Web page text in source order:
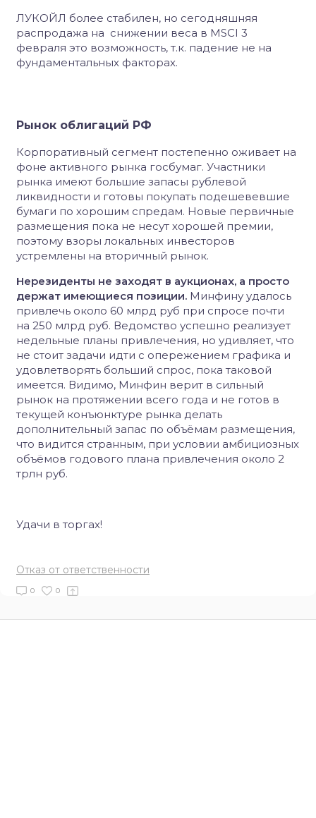
ЛУКОЙЛ более стабилен, но сегодняшняя
распродажа на снижении веса в MSCI 3
февраля это возможность, т.к. падение не на
фундаментальных факторах.
Рынок облигаций РФ
Корпоративный сегмент постепенно оживает на
фоне активного рынка госбумаг. Участники
рынка имеют большие запасы рублевой
ликвидности и готовы покупать подешевевшие
бумаги по хорошим спредам. Новые первичные
размещения пока не несут хорошей премии,
поэтому взоры локальных инвесторов
устремлены на вторичный рынок.
Нерезиденты не заходят в аукционах, а просто
держат имеющиеся позиции. Минфину удалось
привлечь около 60 млрд руб при спросе почти
на 250 млрд руб. Ведомство успешно реализует
недельные планы привлечения, но удивляет, что
не стоит задачи идти с опережением графика и
удовлетворять больший спрос, пока таковой
имеется. Видимо, Минфин верит в сильный
рынок на протяжении всего года и не готов в
текущей конъюнктуре рынка делать
дополнительный запас по объёмам размещения,
что видится странным, при условии амбициозных
объёмов годового плана привлечения около 2
трлн руб.
Удачи в торгах!
Отказ от ответственности
0 0